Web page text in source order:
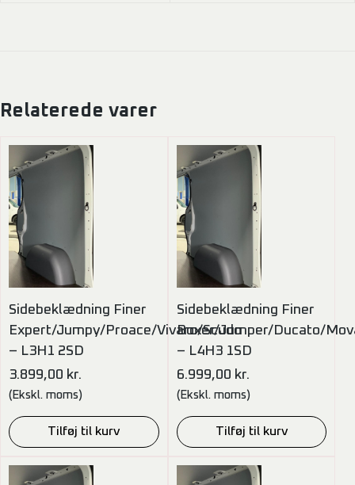
Relaterede varer
Sidebeklædning Finer
Expert/Jumpy/Proace/Vivaro/Scudo
– L3H1 2SD
3.899,00 kr.
(Ekskl. moms)
Tilføj til kurv
Sidebeklædning Finer
Boxer/Jumper/Ducato/
– L4H3 1SD
6.999,00 kr.
(Ekskl. moms)
Tilføj til kurv